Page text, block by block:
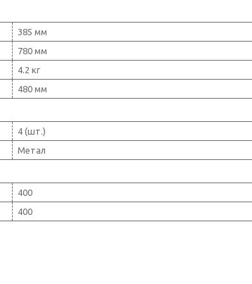
385 мм
780 мм
4.2 кг
480 мм
4 (шт.)
Метал
400
400